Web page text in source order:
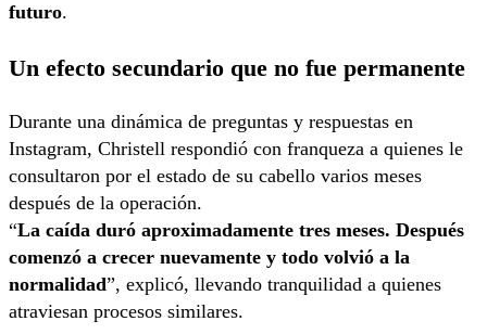
futuro.
Un efecto secundario que no fue permanente
Durante una dinámica de preguntas y respuestas en
Instagram, Christell respondió con franqueza a quienes le
consultaron por el estado de su cabello varios meses
después de la operación.
“La caída duró aproximadamente tres meses. Después
comenzó a crecer nuevamente y todo volvió a la
normalidad”, explicó, llevando tranquilidad a quienes
atraviesan procesos similares.